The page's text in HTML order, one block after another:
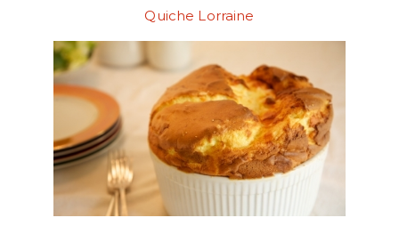
Quiche Lorraine